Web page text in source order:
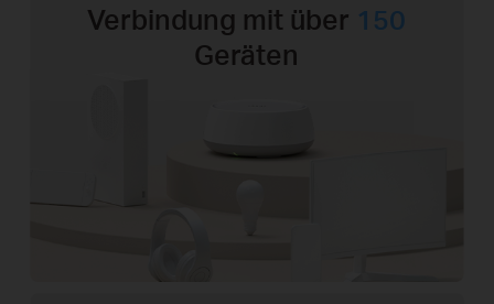
Verbindung mit über 150
Geräten